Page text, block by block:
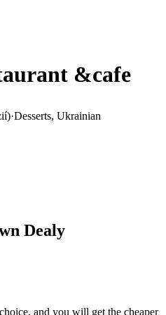
&cafe
)·Desserts, Ukrainian
Dealy
and you will get the cheaper